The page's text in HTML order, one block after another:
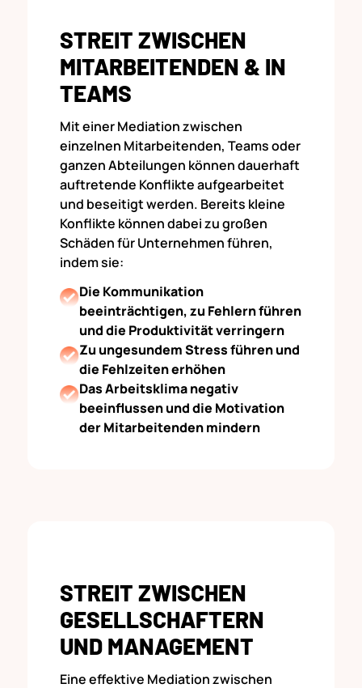
STREIT ZWISCHEN
MITARBEITENDEN & IN
TEAMS
Mit einer Mediation zwischen
einzelnen Mitarbeitenden, Teams oder
ganzen Abteilungen können dauerhaft
auftretende Konflikte aufgearbeitet
und beseitigt werden. Bereits kleine
Konflikte können dabei zu großen
Schäden für Unternehmen führen,
indem sie:
Die Kommunikation
beeinträchtigen, zu Fehlern führen
und die Produktivität verringern
Zu ungesundem Stress führen und
die Fehlzeiten erhöhen
Das Arbeitsklima negativ
beeinflussen und die Motivation
der Mitarbeitenden mindern
STREIT ZWISCHEN
GESELLSCHAFTERN
UND MANAGEMENT
Eine effektive Mediation zwischen